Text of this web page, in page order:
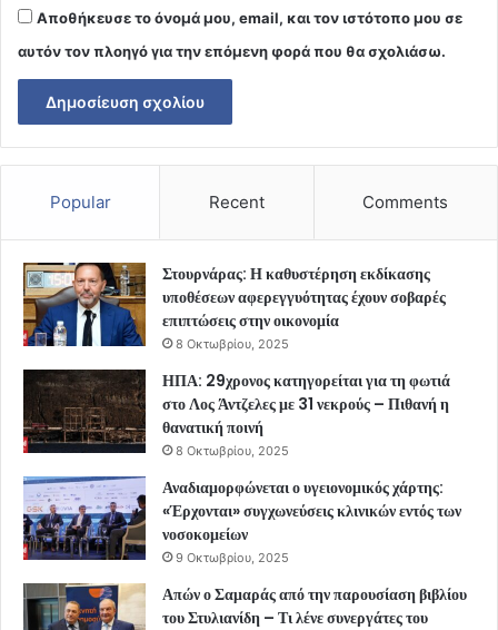
Αποθήκευσε το όνομά μου, email, και τον ιστότοπο μου σε
αυτόν τον πλοηγό για την επόμενη φορά που θα σχολιάσω.
Popular Recent Comments
Στουρνάρας: Η καθυστέρηση εκδίκασης
υποθέσεων αφερεγγυότητας έχουν σοβαρές
επιπτώσεις στην οικονομία
8 Οκτωβρίου, 2025
ΗΠΑ: 29χρονος κατηγορείται για τη φωτιά
στο Λος Άντζελες με 31 νεκρούς – Πιθανή η
θανατική ποινή
8 Οκτωβρίου, 2025
Αναδιαμορφώνεται ο υγειονομικός χάρτης:
«Έρχονται» συγχωνεύσεις κλινικών εντός των
νοσοκομείων
9 Οκτωβρίου, 2025
Απών ο Σαμαράς από την παρουσίαση βιβλίου
του Στυλιανίδη – Τι λένε συνεργάτες του